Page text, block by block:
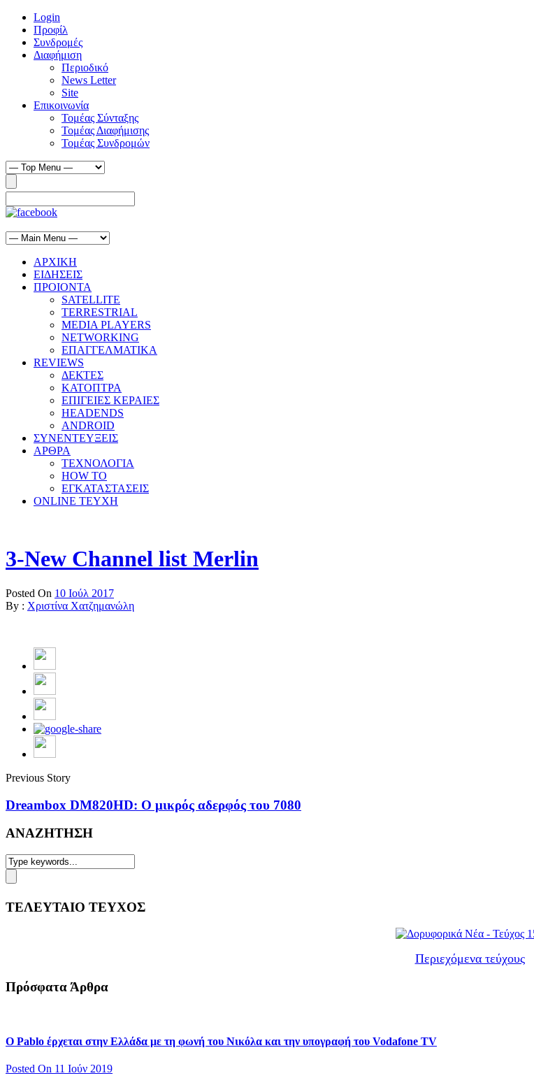
Login
Προφίλ
Συνδρομές
Διαφήμιση
Περιοδικό
News Letter
Site
Επικοινωνία
Τομέας Σύνταξης
Τομέας Διαφήμισης
Τομέας Συνδρομών
ΑΡΧΙΚΗ
ΕΙΔΗΣΕΙΣ
ΠΡΟΙΟΝΤΑ
SATELLITE
TERRESTRIAL
MEDIA PLAYERS
NETWORKING
ΕΠΑΓΓΕΛΜΑΤΙΚΑ
REVIEWS
ΔΕΚΤΕΣ
ΚΑΤΟΠΤΡΑ
ΕΠΙΓΕΙΕΣ ΚΕΡΑΙΕΣ
HEADENDS
ANDROID
ΣΥΝΕΝΤΕΥΞΕΙΣ
ΑΡΘΡΑ
ΤΕΧΝΟΛΟΓΙΑ
HOW TO
ΕΓΚΑΤΑΣΤΑΣΕΙΣ
ONLINE TEYXH
3-New Channel list Merlin
Posted On 10 Ιούλ 2017
By : Χριστίνα Χατζημανώλη
Previous Story
Dreambox DM820HD: Ο μικρός αδερφός του 7080
ΑΝΑΖΗΤΗΣΗ
ΤΕΛΕΥΤΑΙΟ ΤΕΥΧΟΣ
Περιεχόμενα τεύχους
Πρόσφατα Άρθρα
Ο Pablo έρχεται στην Ελλάδα με τη φωνή του Νικόλα και την υπογραφή του Vodafone TV
Posted On 11 Ιούν 2019